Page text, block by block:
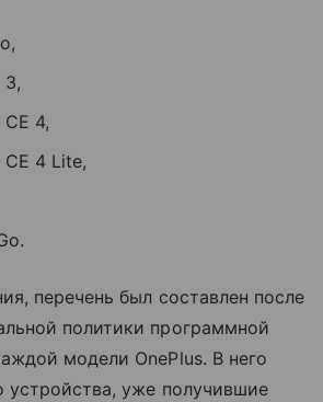
3,
4,
CE 4 Lite,
перечень был составлен после
политики программной
модели OnePlus. В него
устройства, уже получившие